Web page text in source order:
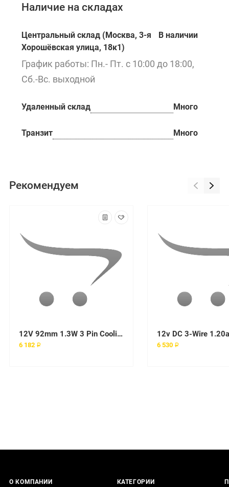
Наличие на складах
Центральный склад (Москва, 3-я
Хорошёвская улица, 18к1)
В наличии
График работы: Пн.- Пт. с 10:00 до 18:00,
Сб.-Вс. выходной
Удаленный склад Много
Транзит Много
Рекомендуем
12V 92mm 1.3W 3 Pin Cooling Fan
6 182 ₽ 6 530 ₽
О КОМПАНИИ КАТЕГОРИИ